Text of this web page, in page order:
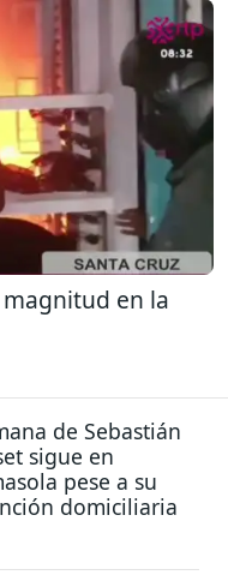
en la
de Sebastián
sigue en
pese a su
domiciliaria